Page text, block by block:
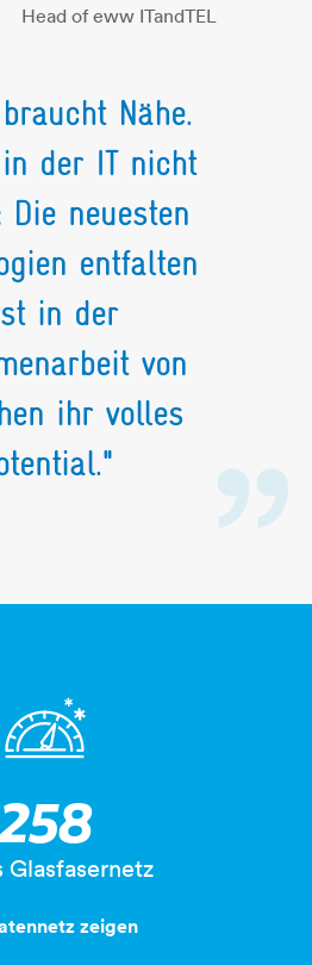
Head of eww ITandTEL
Nähe.
der IT nicht
Die neuesten
entfalten
in der
von
ihr volles
meter-2sterne
Glasfasernetz
zeigen